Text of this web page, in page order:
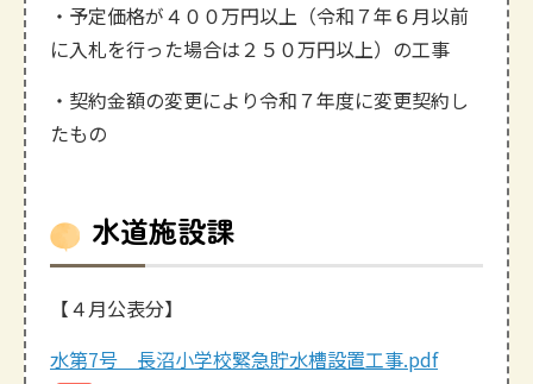
・予定価格が４００万円以上 （令和７年６月以前
に入札を行った場合は２５０万円以上） の工事
・契約金額の変更により令和７年度に変更契約し
たもの
水道施設課
【４月公表分】
水第7号 長沼小学校緊急貯水槽設置工事.pdf